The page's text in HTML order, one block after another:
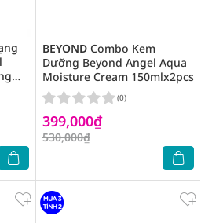
BEYOND Combo Kem
Dưỡng Beyond Angel Aqua
Moisture Cream 150mlx2pcs
399,000₫
530,000₫
(0)